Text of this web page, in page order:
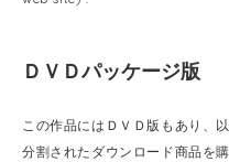
ＤＶＤパッケージ版
この作品にはＤＶＤ版もあり、
分割されたダウンロード商品を